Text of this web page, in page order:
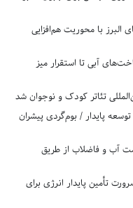
با محوریت هم‌افزایی
آبی تا استقرار میز
تئاتر کودک و نوجوان شد
پایدار / بوم‌گردی پیشران
پیشتاز شد؛ ارائه تمامی ۲۲ خدمت آب و فاضلاب از طریق
تأمین پایدار انرژی برای